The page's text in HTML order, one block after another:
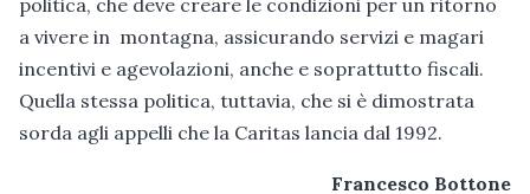
politica, che deve creare le condizioni per un ritorno
a vivere in montagna, assicurando servizi e magari
incentivi e agevolazioni, anche e soprattutto fiscali.
Quella stessa politica, tuttavia, che si è dimostrata
sorda agli appelli che la Caritas lancia dal 1992.
Francesco Bottone